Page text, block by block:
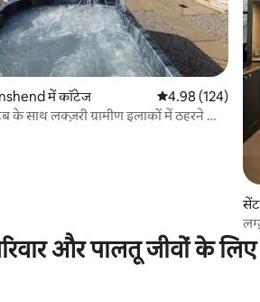
487 समीक्षाएँ
में कॉटेज औसत रेटिंग 5 में से
4.98 (124)
के साथ लक्ज़री ग्रामीण इलाकों में ठहरने की
और पालतू जीवों के